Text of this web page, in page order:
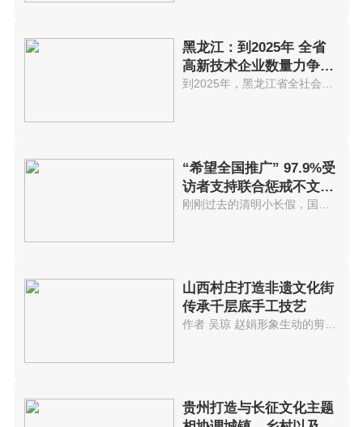
黑龙江：到2025年 全省
高新技术企业数量力争突
破5000家
到2025年，黑龙江省全社会研发投...
“希望全国推广” 97.9%受
访者支持联合惩戒不文明
游客
山西村庄打造非遗文化街
传承千层底手工技艺
作者 吴琼 赵娟形象生动的剪纸...
贵州打造与长征文化主题